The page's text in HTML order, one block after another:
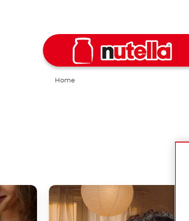
Home